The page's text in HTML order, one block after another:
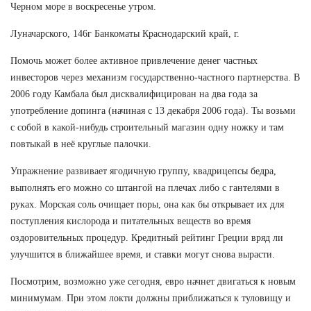
Черном море в воскресенье утром.
Луначарского, 146г Банкоматы Краснодарский край, г.
Помочь может более активное привлечение денег частных
инвесторов через механизм государственно-частного партнерства. В
2006 году Камбала был дисквалифицирован на два года за
употребление допинга (начиная с 13 декабря 2006 года). Ты возьми
с собой в какой-нибудь строительный магазин одну ножку и там
повтыкай в неё круглые палочки.
Упражнение развивает ягодичную группу, квадрицепсы бедра,
выполнять его можно со штангой на плечах либо с гантелями в
руках. Морская соль очищает поры, она как бы открывает их для
поступления кислорода и питательных веществ во время
оздоровительных процедур. Кредитный рейтинг Греции вряд ли
улучшится в ближайшее время, и ставки могут снова вырасти.
Посмотрим, возможно уже сегодня, евро начнет двигаться к новым
минимумам. При этом локти должны приближаться к туловищу и